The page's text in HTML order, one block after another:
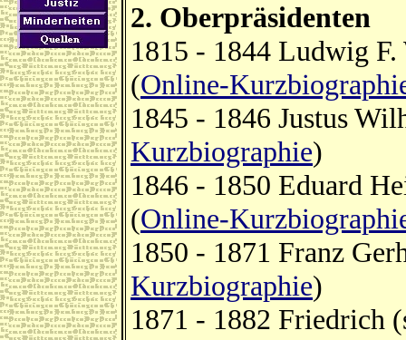
2. Oberpräsidenten
1815 - 1844 Ludwig
(Online-
1845 - 1846 Justus
Kurzbiographie)
1846 - 1850 Eduard
(Online-
1850 - 1871 Franz
Kurzbiographie)
1871 - 1882 Friedrich